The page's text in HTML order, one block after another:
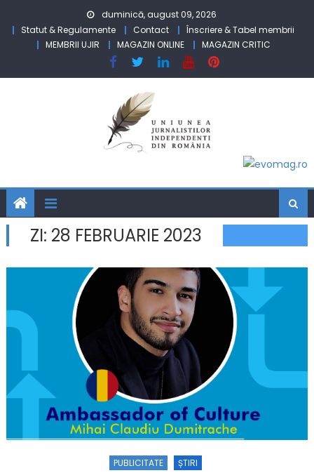
duminică, august 09, 2026
Statut & Regulamente
Contact
Înscriere & Tabel membrii
MEMBRII UJIR
MAGAZIN ONLINE MAGAZIN CRITIC
ZI: 28 FEBRUARIE 2023
PUBLICITATE ȘTIRI